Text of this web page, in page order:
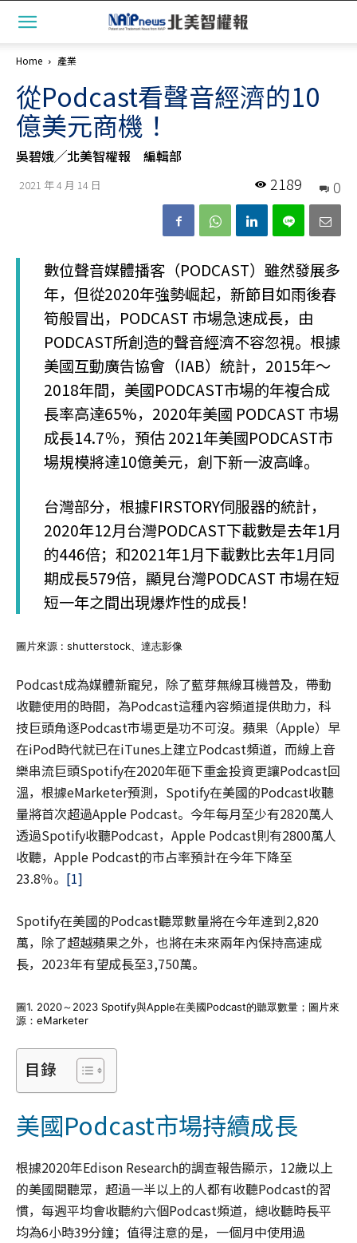
Home 產業
從Podcast看聲音經濟的10
億美元商機！
吳碧娥╱北美智權報 編輯部
2021 年 4 月 14 日 0
2189
數位聲音媒體播客（PODCAST）雖然發展多
年，但從2020年強勢崛起，新節目如雨後春
筍般冒出，PODCAST 市場急速成長，由
PODCAST所創造的聲音經濟不容忽視。根據
美國互動廣告協會（IAB）統計，2015年～
2018年間，美國PODCAST市場的年複合成
長率高達65%，2020年美國 PODCAST 市場
成長14.7％，預估 2021年美國PODCAST市
場規模將達10億美元，創下新一波高峰。
台灣部分，根據FIRSTORY伺服器的統計，
2020年12月台灣PODCAST下載數是去年1月
的446倍；和2021年1月下載數比去年1月同
期成長579倍，顯見台灣PODCAST 市場在短
短一年之間出現爆炸性的成長！
圖片來源 : shutterstock、達志影像
Podcast成為媒體新寵兒，除了藍芽無線耳機普及，帶動
收聽使用的時間，為Podcast這種內容頻道提供助力，科
技巨頭角逐Podcast市場更是功不可沒。蘋果（Apple）早
在iPod時代就已在iTunes上建立Podcast頻道，而線上音
樂串流巨頭Spotify在2020年砸下重金投資更讓Podcast回
溫，根據eMarketer預測，Spotify在美國的Podcast收聽
量將首次超過Apple Podcast。今年每月至少有2820萬人
透過Spotify收聽Podcast，Apple Podcast則有2800萬人
收聽，Apple Podcast的市占率預計在今年下降至
23.8％。 [1]
Spotify在美國的Podcast聽眾數量將在今年達到2,820
萬，除了超越蘋果之外，也將在未來兩年內保持高速成
長，2023年有望成長至3,750萬。
圖1. 2020～2023 Spotify與Apple在美國Podcast的聽眾數量；圖片來
源：eMarketer
目錄
美國Podcast市場持續成長
根據2020年Edison Research的調查報告顯示，12歲以上
的美國閱聽眾，超過一半以上的人都有收聽Podcast的習
慣，每週平均會收聽約六個Podcast頻道，總收聽時長平
均為6小時39分鐘；值得注意的是，一個月中使用過